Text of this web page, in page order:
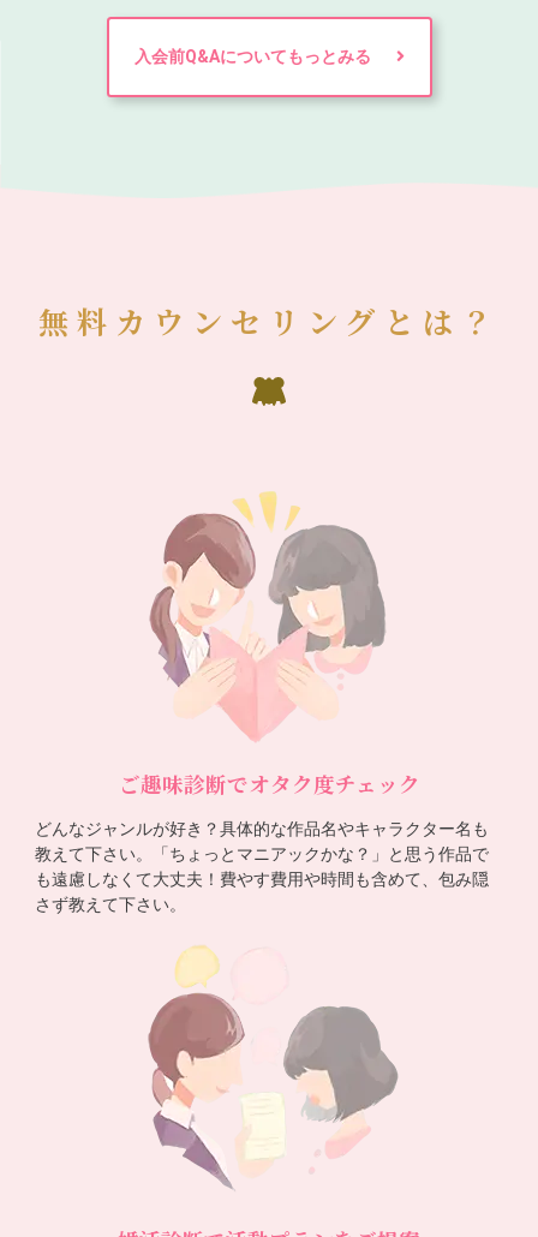
入会前Q&Aについてもっとみる
無料カウンセリングとは？
ご趣味診断でオタク度チェック
どんなジャンルが好き？具体的な作品名やキャラクター名も
教えて下さい。「ちょっとマニアックかな？」と思う作品で
も遠慮しなくて大丈夫！費やす費用や時間も含めて、包み隠
さず教えて下さい。